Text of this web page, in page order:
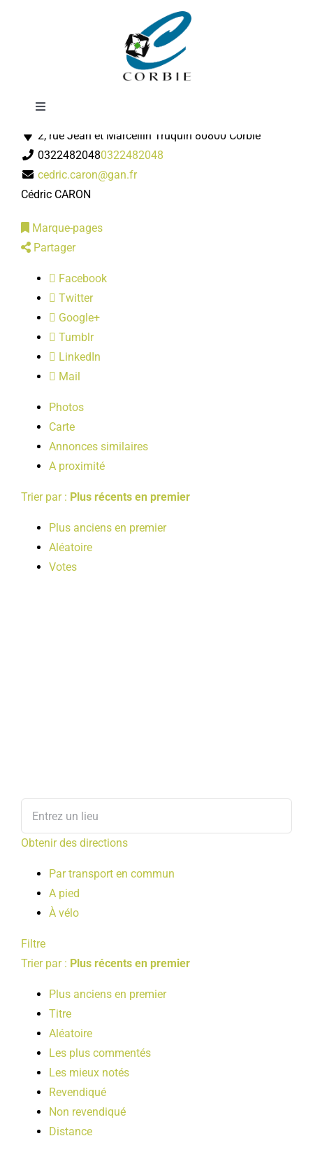
Toggle
Mairie
DÉMARCHES ADMINISTRATIVES
SERVICES MUNICIPAUX
PRATIQUE
PUBLICATIONS
GAN Assurances
2, rue Jean et Marcellin Truquin 80800 Corbie
03224820480322482048
cedric.caron@gan.fr
Cédric CARON
Marque-pages
Partager
Facebook
Twitter
Google+
Tumblr
LinkedIn
Mail
Photos
Carte
Annonces similaires
A proximité
Trier par : Plus récents en premier
Plus anciens en premier
Aléatoire
Votes
Obtenir des directions
Par transport en commun
A pied
À vélo
Filtre
Trier par : Plus récents en premier
Plus anciens en premier
Titre
Aléatoire
Les plus commentés
Les mieux notés
Revendiqué
Non revendiqué
Distance